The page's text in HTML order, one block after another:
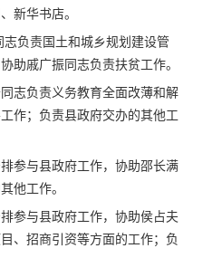
新华书店。
负责国土和城乡规划建设管
助戚广振同志负责扶贫工作。
志负责义务教育全面改薄和解
作；负责县政府交办的其他工
参与县政府工作，协助邵长满
他工作。
参与县政府工作，协助侯占夫
、招商引资等方面的工作；负